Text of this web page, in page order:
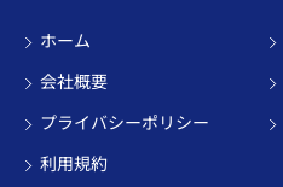
ホーム
会社概要
プライバシーポリシー
利用規約